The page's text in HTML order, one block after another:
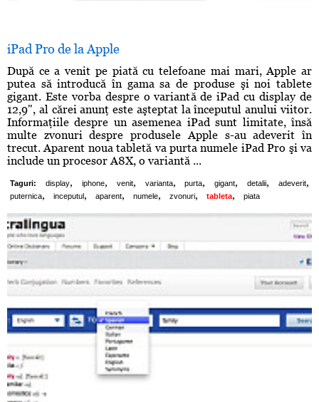
iPad Pro de la Apple
După ce a venit pe piată cu telefoane mai mari, Apple ar
putea să introducă în gama sa de produse şi noi tablete
gigant. Este vorba despre o variantă de iPad cu display de
12,9", al cărei anunţ este aşteptat la începutul anului viitor.
Informaţiile despre un asemenea iPad sunt limitate, însă
multe zvonuri despre produsele Apple s-au adeverit în
trecut. Aparent noua tabletă va purta numele iPad Pro şi va
include un procesor A8X, o variantă ...
Taguri: display, iphone, venit, varianta, purta, gigant, detalii, adeverit,
puternica, inceputul , aparent, numele, zvonuri, tableta, piata